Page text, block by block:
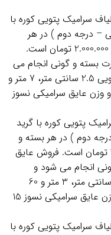
سرامیک پتویی کوره با
همچنین دانسیته 128 ( گونی – درجه دوم ) در هر
بسته و گونی با ضخامن 2.5 سانتی متر 2.000.000 تومان است.
بسته و گونی انجام می
شود و همچنین طول الیاف سرامیکی پتویی 2.5 سانتی متر، 7 متر و
آن 61 سانتی متر و وزن عایق سرامیکی نسوز
پتویی کوره با گرید
128 ( گونی – درجه دوم ) در هر بسته و
گونی با ضخامن 5 سانتی متر 2.000.000 تومان است. فروش عایق
انجام می شود و
همچنین طول الیاف سرامیکی پتویی 5 سانتی متر، 3 متر و 60
سانتی متر و عرض آن 61 سانتی متر و وزن عایق سرامیکی نسوز 15
سرامیک پتویی کوره با